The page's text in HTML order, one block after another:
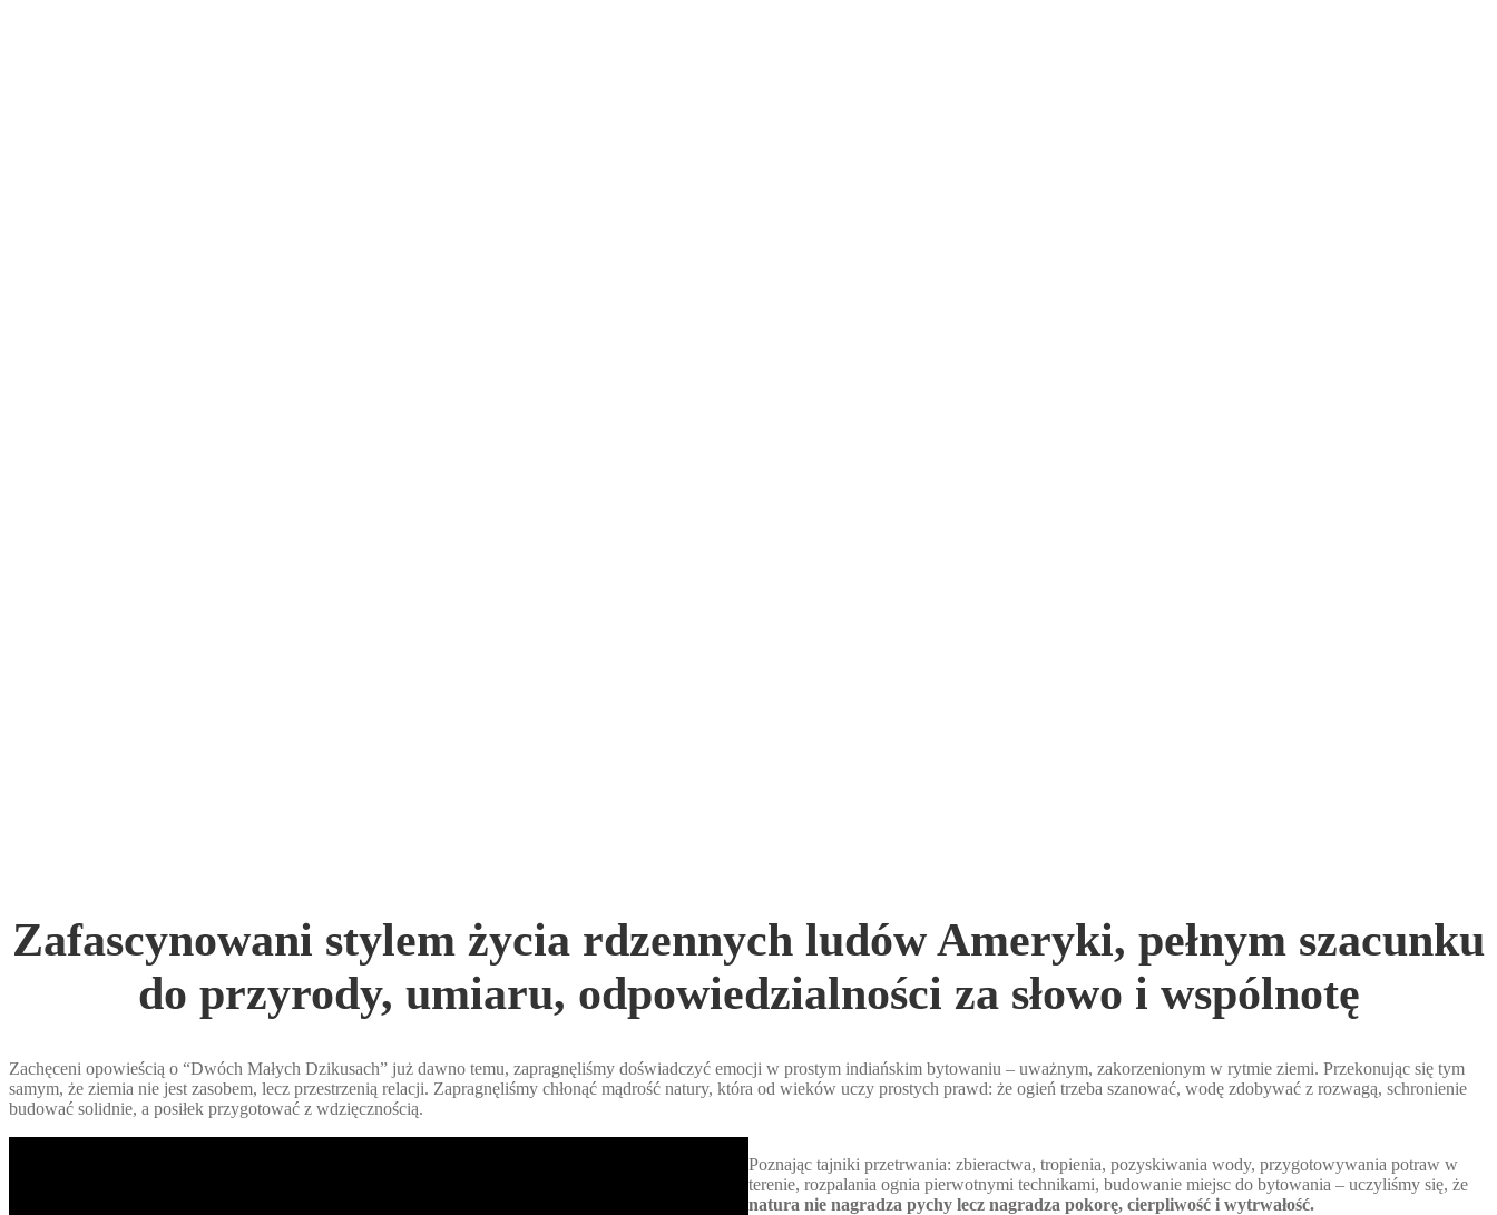
Zafascynowani stylem życia rdzennych ludów Ameryki, pełnym szacunku
do przyrody, umiaru, odpowiedzialności za słowo i wspólnotę
Zachęceni opowieścią o “Dwóch Małych Dzikusach” już dawno temu, zapragnęliśmy doświadczyć emocji w prostym indiańskim bytowaniu – uważnym, zakorzenionym w rytmie ziemi. Przekonując się tym
samym, że ziemia nie jest zasobem, lecz przestrzenią relacji. Zapragnęliśmy chłonąć mądrość natury, która od wieków uczy prostych prawd: że ogień trzeba szanować, wodę zdobywać z rozwagą, schronienie
budować solidnie, a posiłek przygotować z wdzięcznością.
Poznając tajniki przetrwania: zbieractwa, tropienia, pozyskiwania wody, przygotowywania potraw w
terenie, rozpalania ognia pierwotnymi technikami, budowanie miejsc do bytowania – uczyliśmy się, że
natura nie nagradza pychy lecz nagradza pokorę, cierpliwość i wytrwałość.